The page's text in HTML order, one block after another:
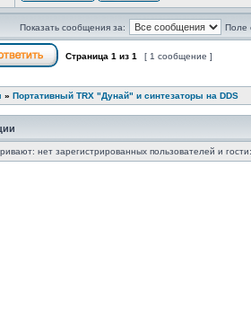
Показать сообщения за: Поле
Страница 1 из 1 [ 1 сообщение ]
» Портативный TRX "Дунай" и синтезаторы на DDS
нет зарегистрированных пользователей и